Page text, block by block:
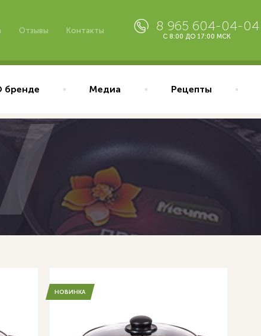
Отзывы Контакты 8 965 604-04-04
С 8:00 ДО 17:00 МСК
бренде Медиа Рецепты
НОВИНКА